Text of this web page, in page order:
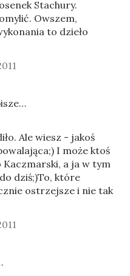
Stachury.
Owszem,
to dzieło
Ale wiesz - jakoś
I może ktoś
Kaczmarski, a ja w tym
dziś;)To, które
ostrzejsze i nie tak